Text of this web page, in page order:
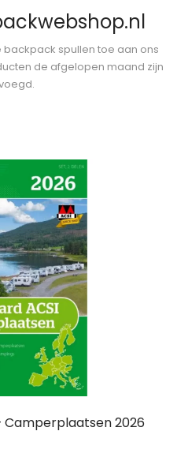
spullen toe aan ons
de afgelopen maand zijn
Camperplaatsen 2026